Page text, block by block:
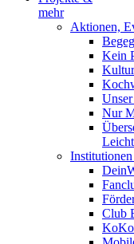
mehr
Aktionen,
Kein
Nur
Club